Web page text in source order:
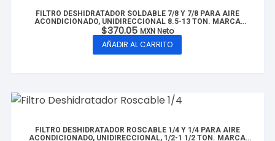
FILTRO DESHIDRATADOR SOLDABLE 7/8 Y 7/8 PARA AIRE
ACONDICIONADO, UNIDIRECCIONAL 8.5-13 TON. MARCA
CLUXER, MODELO: CX-FDS7/8-13T
$370.05 MXN Neto
AÑADIR AL CARRITO
FILTRO DESHIDRATADOR ROSCABLE 1/4 Y 1/4 PARA AIRE
ACONDICIONADO, UNIDIRECCIONAL, 1/2-1 1/2 TON. MARCA